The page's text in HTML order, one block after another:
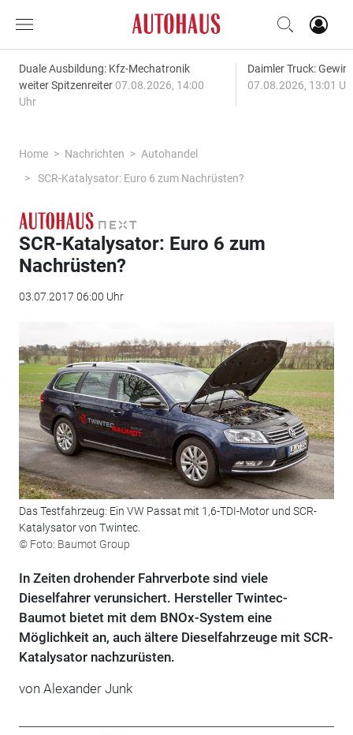
Duale Ausbildung: Kfz-Mechatronik
weiter Spitzenreiter 07.08.2026, 14:00
Uhr
Daimler Truck:
07.08.2026, 13:01
Home Nachrichten
Autohandel
SCR-Katalysator: Euro 6 zum Nachrüsten?
SCR-Katalysator: Euro 6 zum
Nachrüsten?
03.07.2017 06:00 Uhr
Das Testfahrzeug: Ein VW Passat mit 1,6-TDI-Motor und SCR-
Katalysator von Twintec.
© Foto: Baumot Group
In Zeiten drohender Fahrverbote sind viele
Dieselfahrer verunsichert. Hersteller Twintec-
Baumot bietet mit dem BNOx-System eine
Möglichkeit an, auch ältere Dieselfahrzeuge mit SCR-
Katalysator nachzurüsten.
von Alexander Junk